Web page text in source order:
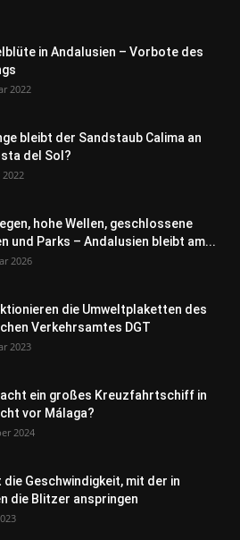
in Andalusien – Vorbote des
2022
bleibt der Sandstaub Calima an
del Sol?
2022
hohe Wellen, geschlossene
und Parks – Andalusien bleibt am...
2026
die Umweltplaketten des
Verkehrsamtes DGT
2023
ein großes Kreuzfahrtschiff in
vor Málaga?
2024
die Geschwindigkeit, mit der in
die Blitzer anspringen